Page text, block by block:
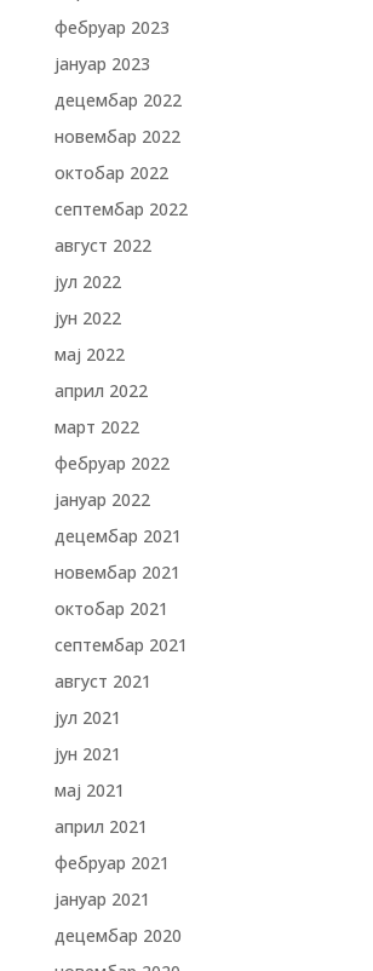
фебруар 2023
јануар 2023
децембар 2022
новембар 2022
октобар 2022
септембар 2022
август 2022
јул 2022
јун 2022
мај 2022
април 2022
март 2022
фебруар 2022
јануар 2022
децембар 2021
новембар 2021
октобар 2021
септембар 2021
август 2021
јул 2021
јун 2021
мај 2021
април 2021
фебруар 2021
јануар 2021
децембар 2020